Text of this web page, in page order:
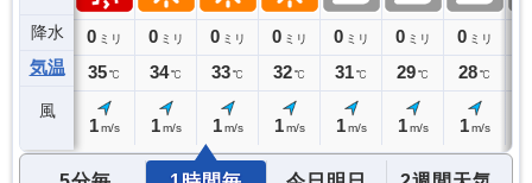
降水
気温
風
0ミリ
35℃
0 ミリ
35℃
1 m/s
0 ミリ
34℃
1 m/s
0 ミリ
33℃
1 m/s
0 ミリ
32℃
1 m/s
0 ミリ
31℃
1 m/s
0 ミリ
29℃
1 m/s
0 ミリ
28℃
1 m/s